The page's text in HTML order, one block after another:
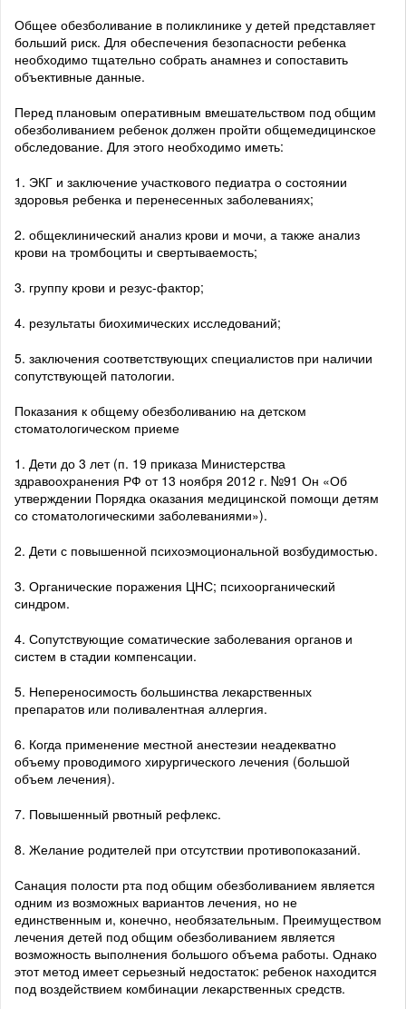
Общее обезболивание в поликлинике у детей представляет
больший риск. Для обеспечения безопасности ребенка
необходимо тщательно собрать анамнез и сопоставить
объективные данные.
Перед плановым оперативным вмешательством под общим
обезболиванием ребенок должен пройти общемедицинское
обследование. Для этого необходимо иметь:
1. ЭКГ и заключение участкового педиатра о состоянии
здоровья ребенка и перенесенных заболеваниях;
2. общеклинический анализ крови и мочи, а также анализ
крови на тромбоциты и свертываемость;
3. группу крови и резус-фактор;
4. результаты биохимических исследований;
5. заключения соответствующих специалистов при наличии
сопутствующей патологии.
Показания к общему обезболиванию на детском
стоматологическом приеме
1. Дети до 3 лет (п. 19 приказа Министерства
здравоохранения РФ от 13 ноября 2012 г. №91 Он «Об
утверждении Порядка оказания медицинской помощи детям
со стоматологическими заболеваниями»).
2. Дети с повышенной психоэмоциональной возбудимостью.
3. Органические поражения ЦНС; психоорганический
синдром.
4. Сопутствующие соматические заболевания органов и
систем в стадии компенсации.
5. Непереносимость большинства лекарственных
препаратов или поливалентная аллергия.
6. Когда применение местной анестезии неадекватно
объему проводимого хирургического лечения (большой
объем лечения).
7. Повышенный рвотный рефлекс.
8. Желание родителей при отсутствии противопоказаний.
Санация полости рта под общим обезболиванием является
одним из возможных вариантов лечения, но не
единственным и, конечно, необязательным. Преимуществом
лечения детей под общим обезболиванием является
возможность выполнения большого объема работы. Однако
этот метод имеет серьезный недостаток: ребенок находится
под воздействием комбинации лекарственных средств.